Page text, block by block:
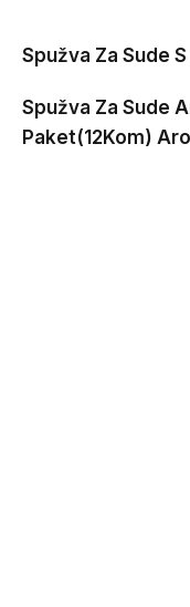
Spužva Za Sude
Spužva Za Sude
Paket(12Kom) Aro